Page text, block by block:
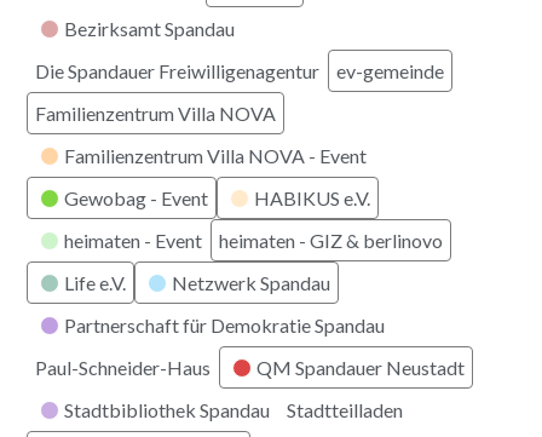
Bezirksamt Spandau
Die Spandauer Freiwilligenagentur
ev-gemeinde
Familienzentrum Villa NOVA
Familienzentrum Villa NOVA - Event
Gewobag - Event
HABIKUS e.V.
heimaten - Event
heimaten - GIZ & berlinovo
Life e.V.
Netzwerk Spandau
Partnerschaft für Demokratie Spandau
Paul-Schneider-Haus
QM Spandauer Neustadt
Stadtbibliothek Spandau
Stadtteilladen